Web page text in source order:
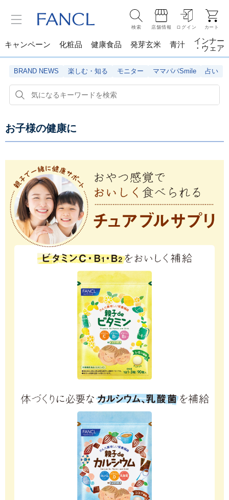
検索 店舗情報 ログイン カート
キャンペーン 化粧品 健康食品 発芽玄米 青汁
インナー
・ウェア
BRAND NEWS 楽しむ・知る モニター ママパパSmile 占い
お子様の健康に